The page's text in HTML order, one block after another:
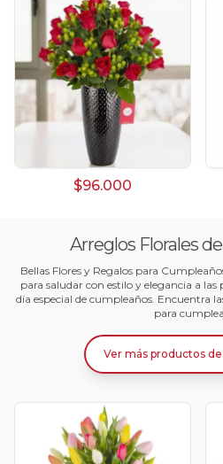
$96.000
Arreglos Florales
Bellas Flores y Regalos para
para saludar con estilo y elegancia a las
día especial de cumpleaños. Encuentra
para
Ver más productos de